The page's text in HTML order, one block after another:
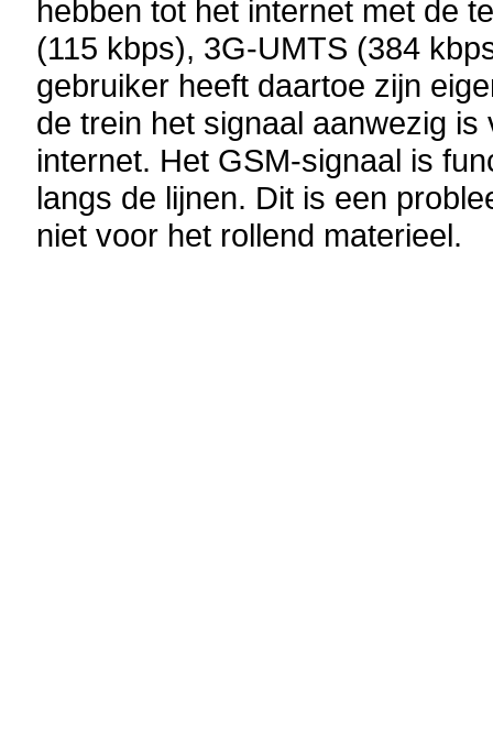
hebben tot het internet met de
(115 kbps), 3G-UMTS (384
gebruiker heeft daartoe zijn
de trein het signaal aanwezig
internet. Het GSM-signaal is
langs de lijnen. Dit is een
niet voor het rollend materieel.